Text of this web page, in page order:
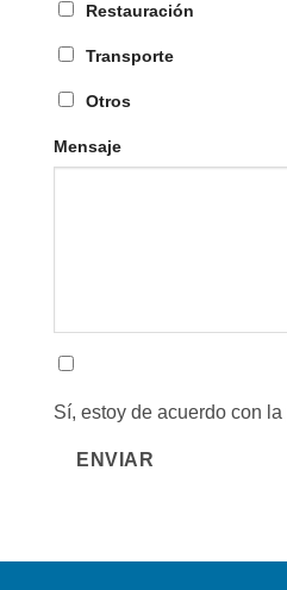
Restauración
Transporte
Otros
Mensaje
Sí, estoy de acuerdo con la
ENVIAR